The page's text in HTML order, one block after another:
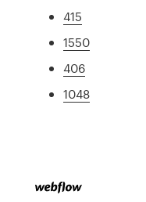
415
1550
406
1048